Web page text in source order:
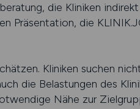
die Kliniken
Präsentation, die
Kliniken suchen
die Belastungen des
Nähe zur